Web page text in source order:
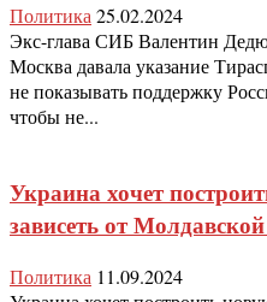
Политика 25.02.2024
Экс-глава СИБ Валентин
Москва давала указание
не показывать поддержку
чтобы не...
Украина хочет
зависеть от
Политика 11.09.2024